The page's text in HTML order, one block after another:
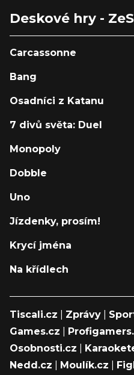
Deskové hry -
Carcassonne
Bang
Osadníci z Katanu
7 divů světa: Duel
Monopoly
Dobble
Uno
Jízdenky, prosím!
Krycí jména
Na křídlech
Tiscali.cz Zprávy
Games.cz
Osobnosti.cz
Nedd.cz
Moulík.cz